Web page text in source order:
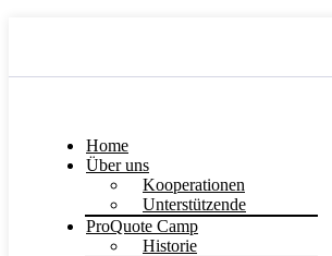
Home
Über uns
Kooperationen
Unterstützende
ProQuote Camp
Historie